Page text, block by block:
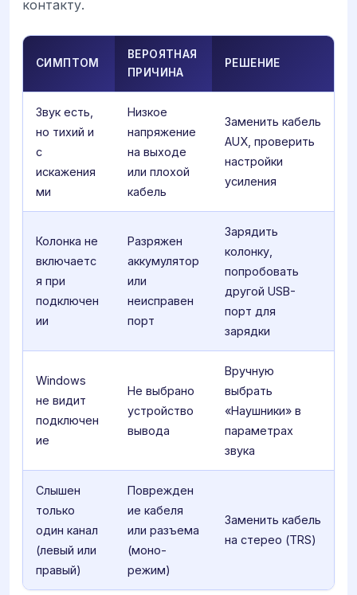
контакту.
СИМПТОМ
ВЕРОЯТНАЯ
ПРИЧИНА
РЕШЕНИЕ
Звук есть,
но тихий и
с
искажения
ми
Низкое
напряжение
на выходе
или плохой
кабель
Заменить кабель
AUX, проверить
настройки
усиления
Колонка не
включаетс
я при
подключен
ии
Разряжен
аккумулятор
или
неисправен
порт
Зарядить
колонку,
попробовать
другой USB-
порт для
зарядки
Windows
не видит
подключен
ие
Не выбрано
устройство
вывода
Вручную
выбрать
«Наушники» в
параметрах
звука
Слышен
только
один канал
(левый или
правый)
Поврежден
ие кабеля
или разъема
(моно-
режим)
Заменить кабель
на стерео (TRS)